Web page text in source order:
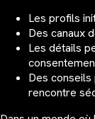
Les profils
Des canaux
Les détails
Des
rencontre